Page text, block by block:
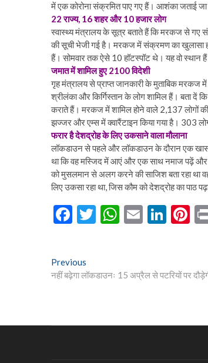
में एक कोरोना संक्रमित पाए गए हैं। आशंका जताई
22 राज्य, 16 शहर और 10 हजार लोग
स्वास्थ्य मंत्रालय के सूत्र बताते हैं कि मरकज से गए
की सूची भेजी गई है। मरकज में संक्रमण का खुलासा
हैं। सोमवार तक ऐसे 10 हॉटस्पॉट थे। यह वो स्थान
जमात में शामिल हुए 2100 विदेशी
गृह मंत्रालय से प्राप्त जानकारी के मुताबिक मरकज
श्रीलंका और किर्गिस्तान के लोग शामिल हैं। बता दें
कराते हैं। मरकज में शामिल होने वाले 2,137 लोगों
झज्जर और एम्स में क्वारैंटाइन किया गया है। 303
फरार है देशद्रोह के लिए उकसाने वाला मौलाना
लॉकडाउन से पहले और लॉकडाउन के दौरान एक खास
था कि वह मस्जिद में आएं और एक साथ नमाज पढ़ें और
को मुसलमान से अलग करने की साजिश बता रहा था
लिए उकसा रहा था, जिस कौम को देशद्रोह का पाठ
F
b
k
T
er
W
s
p
E
l
Li
dI
Pi
es
Post
navigation
Previous
post:
नहीं बढ़ेगा लॉकडाउनः 15 अप्रैल से पटरियों पर